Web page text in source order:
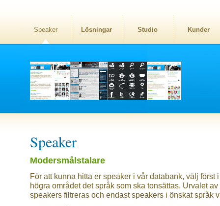
Speaker Lösningar Studio Kunder
Speaker
Modersmålstalare
För att kunna hitta er speaker i vår databank, välj först
högra området det språk som ska tonsättas. Urvalet av
speakers filtreras och endast speakers i önskat språk